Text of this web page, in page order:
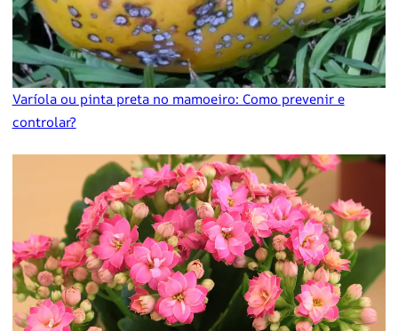
Varíola ou pinta preta no mamoeiro: Como prevenir e
controlar?